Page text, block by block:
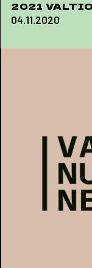
2021
04.11.2020